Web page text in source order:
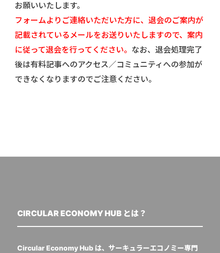
お願いいたします。
フォームよりご連絡いただいた方に、退会のご案内が
記載されているメールをお送りいたしますので、案内
に従って退会を行ってください。 なお、退会処理完了
後は有料記事へのアクセス／コミュニティへの参加が
できなくなりますのでご注意ください。
CIRCULAR ECONOMY HUB とは？
Circular Economy Hub は、サーキュラーエコノミー専門